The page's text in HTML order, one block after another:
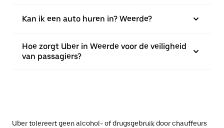
Kan ik een auto huren in? Weerde?
Hoe zorgt Uber in Weerde voor de veiligheid
van passagiers?
Uber tolereert geen alcohol- of drugsgebruik door chauffeurs